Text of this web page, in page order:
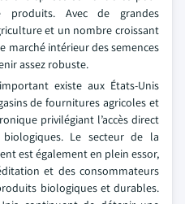
produits. Avec de grandes
et un nombre croissant
marché intérieur des semences
assez robuste.
existe aux États-Unis
de fournitures agricoles et
privilégiant l’accès direct
Le secteur de la
est également en plein essor,
et des consommateurs
biologiques et durables.